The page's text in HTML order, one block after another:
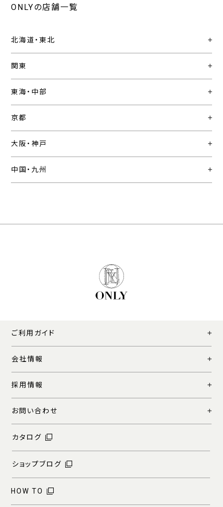
ONLYの店舗一覧
北海道・東北
関東
東海・中部
京都
大阪・神戸
中国・九州
ご利用ガイド
会社情報
採用情報
お問い合わせ
カタログ
ショップブログ
HOW TO